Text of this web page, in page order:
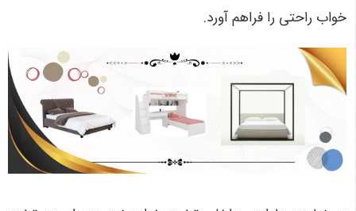
خواب راحتی را فراهم آورد.